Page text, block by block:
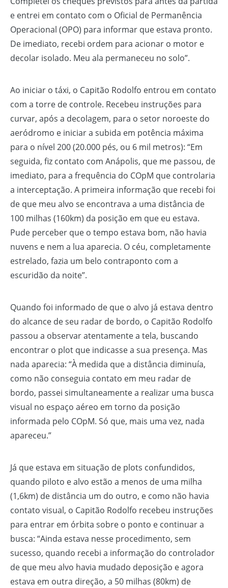
e entrei em contato com o Oficial de Permanência
Operacional (OPO) para informar que estava pronto.
De imediato, recebi ordem para acionar o motor e
decolar isolado. Meu ala permaneceu no solo”.
Ao iniciar o táxi, o Capitão Rodolfo entrou em contato
com a torre de controle. Recebeu instruções para
curvar, após a decolagem, para o setor noroeste do
aeródromo e iniciar a subida em potência máxima
para o nível 200 (20.000 pés, ou 6 mil metros): “Em
seguida, fiz contato com Anápolis, que me passou, de
imediato, para a frequência do COpM que controlaria
a interceptação. A primeira informação que recebi foi
de que meu alvo se encontrava a uma distância de
100 milhas (160km) da posição em que eu estava.
Pude perceber que o tempo estava bom, não havia
nuvens e nem a lua aparecia. O céu, completamente
estrelado, fazia um belo contraponto com a
escuridão da noite”.
Quando foi informado de que o alvo já estava dentro
do alcance de seu radar de bordo, o Capitão Rodolfo
passou a observar atentamente a tela, buscando
encontrar o plot que indicasse a sua presença. Mas
nada aparecia: “À medida que a distância diminuía,
como não conseguia contato em meu radar de
bordo, passei simultaneamente a realizar uma busca
visual no espaço aéreo em torno da posição
informada pelo COpM. Só que, mais uma vez, nada
apareceu.”
Já que estava em situação de plots confundidos,
quando piloto e alvo estão a menos de uma milha
(1,6km) de distância um do outro, e como não havia
contato visual, o Capitão Rodolfo recebeu instruções
para entrar em órbita sobre o ponto e continuar a
busca: “Ainda estava nesse procedimento, sem
sucesso, quando recebi a informação do controlador
de que meu alvo havia mudado deposição e agora
estava em outra direção, a 50 milhas (80km) de